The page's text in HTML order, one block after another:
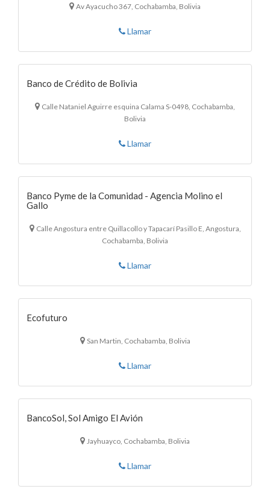
Av Ayacucho 367, Cochabamba, Bolivia
Llamar
Banco de Crédito de Bolivia
Calle Nataniel Aguirre esquina Calama S-0498, Cochabamba,
Bolivia
Llamar
Banco Pyme de la Comunidad - Agencia Molino el
Gallo
Calle Angostura entre Quillacollo y Tapacarí Pasillo E, Angostura,
Cochabamba, Bolivia
Llamar
Ecofuturo
San Martin, Cochabamba, Bolivia
Llamar
BancoSol, Sol Amigo El Avión
Jayhuayco, Cochabamba, Bolivia
Llamar